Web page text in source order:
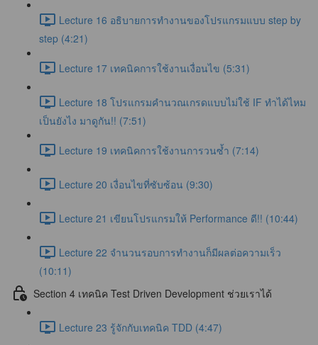
Lecture 16 อธิบายการทำงานของโปรแกรมแบบ step by
step (4:21)
Lecture 17 เทคนิคการใช้งานเงื่อนไข (5:31)
Lecture 18 โปรแกรมคำนวณเกรดแบบไม่ใช้ IF ทำได้ไหม
เป็นยังไง มาดูกัน!! (7:51)
Lecture 19 เทคนิคการใช้งานการวนซ้ำ (7:14)
Lecture 20 เงื่อนไขที่ซับซ้อน (9:30)
Lecture 21 เขียนโปรแกรมให้ Performance ดี!! (10:44)
Lecture 22 จำนวนรอบการทำงานก็มีผลต่อความเร็ว
(10:11)
Section 4 เทคนิค Test Driven Development ช่วยเราได้
Lecture 23 รู้จักกับเทคนิค TDD (4:47)